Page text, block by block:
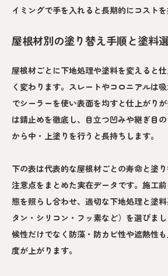
イミングで手を入れると長期的にコストを
屋根材別の塗り替え手順と塗料
屋根材ごとに下地処理や塗料を変えると
く変わります。スレートやコロニアルは
でシーラーを使い表面を均すと仕上がり
は錆止めを徹底し、目立つ凹みや継ぎ目
から中・上塗りを行うと長持ちします。
下の表は代表的な屋根材ごとの寿命と塗
注意点をまとめた実在データです。施工
態を照らし合わせ、適切な下地処理と塗
タン・シリコン・フッ素など）を選びま
候性だけでなく防藻・防カビ性や遮熱性
度が上がります。